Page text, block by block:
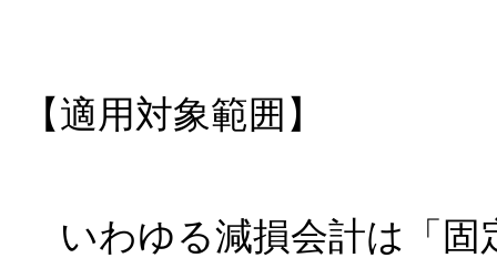
【適用対象範囲】
いわゆる減損会計は「固